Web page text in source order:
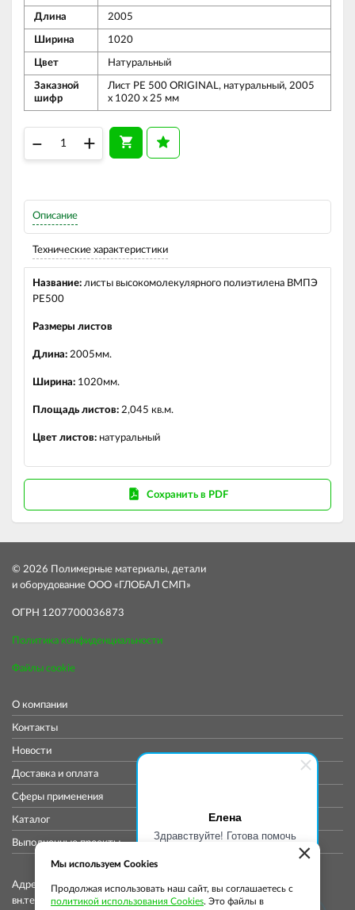
Елена
Здравствуйте! Готова помочь
Длина 2005
Ширина 1020
Цвет Натуральный
Заказной
шифр
Лист PE 500 ORIGINAL, натуральный, 2005
x 1020 x 25 мм
– +
Описание
Технические характеристики
Название: листы высокомолекулярного полиэтилена ВМПЭ
PE500
Размеры листов
Длина: 2005мм.
Ширина: 1020мм.
Площадь листов: 2,045 кв.м.
Цвет листов: натуральный
Сохранить в PDF
© 2026 Полимерные материалы, детали
и оборудование ООО «ГЛОБАЛ СМП»
ОГРН 1207700036873
Политика конфиденциальности
Файлы cookie
О компании
Контакты
Новости
Доставка и оплата
Сферы применения
Каталог
Выполненные проекты
Адрес коммерческого отдела: 115419, Город Москва,
вн.тер.г. муниципальный округ Донской, ул
×
Мы используем Cookies
Продолжая использовать наш сайт, вы соглашаетесь с
политикой использования Cookies. Это файлы в